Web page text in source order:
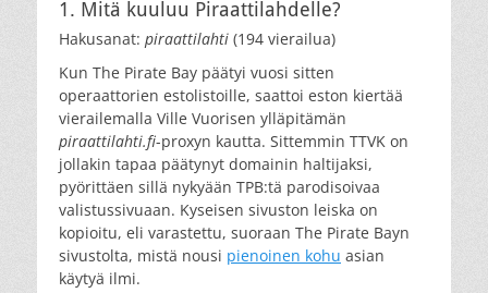
1. Mitä kuuluu Piraattilahdelle?
Hakusanat: piraattilahti (194 vierailua)
Kun The Pirate Bay päätyi vuosi sitten
operaattorien estolistoille, saattoi eston kiertää
vierailemalla Ville Vuorisen ylläpitämän
piraattilahti.fi-proxyn kautta. Sittemmin TTVK on
jollakin tapaa päätynyt domainin haltijaksi,
pyörittäen sillä nykyään TPB:tä parodisoivaa
valistussivuaan. Kyseisen sivuston leiska on
kopioitu, eli varastettu, suoraan The Pirate Bayn
sivustolta, mistä nousi pienoinen kohu asian
käytyä ilmi.